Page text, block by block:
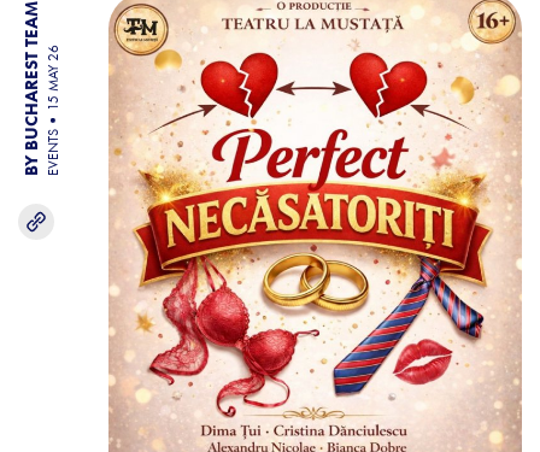
BY BUCHAREST TEAM EVENTS
15 MAY 26